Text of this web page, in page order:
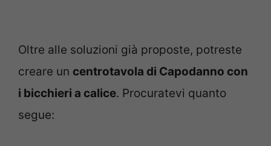
Oltre alle soluzioni già proposte, potreste
creare un centrotavola di Capodanno con
i bicchieri a calice. Procuratevi quanto
segue: